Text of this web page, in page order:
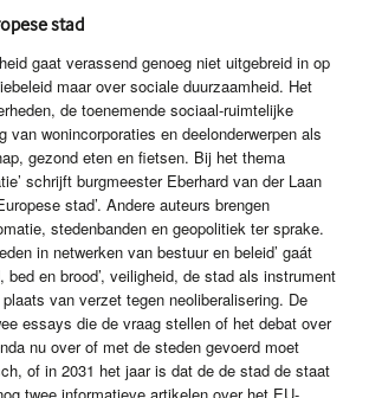
stad
gaat verassend genoeg niet uitgebreid in op
maar over sociale duurzaamheid. Het
de toenemende sociaal-ruimtelijke
van wonincorporaties en deelonderwerpen als
gezond eten en fietsen. Bij het thema
schrijft burgmeester Eberhard van der Laan
stad’. Andere auteurs brengen
stedenbanden en geopolitiek ter sprake.
in netwerken van bestuur en beleid’ gaát
bed en brood’, veiligheid, de stad als instrument
van verzet tegen neoliberalisering. De
essays die de vraag stellen of het debat over
nu over of met de steden gevoerd moet
of in 2031 het jaar is dat de de stad de staat